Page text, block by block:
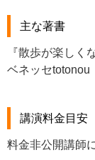
主な著書
『散歩が楽し
ベネッセtotonou
講演料金目安
料金非公開講師